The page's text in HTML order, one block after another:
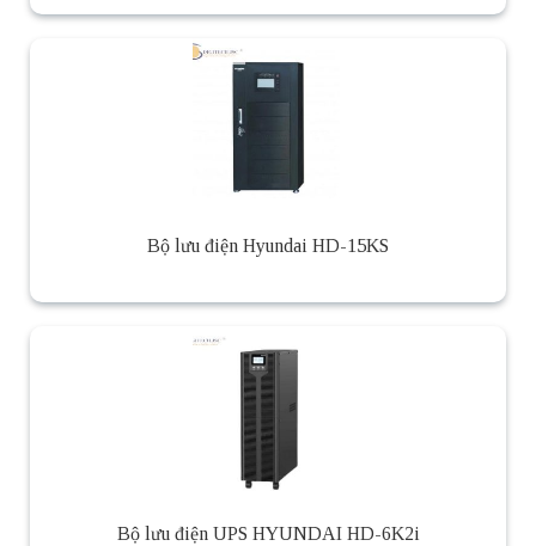
Bộ lưu điện Hyundai HD-15KS
Bộ lưu điện UPS HYUNDAI HD-6K2i